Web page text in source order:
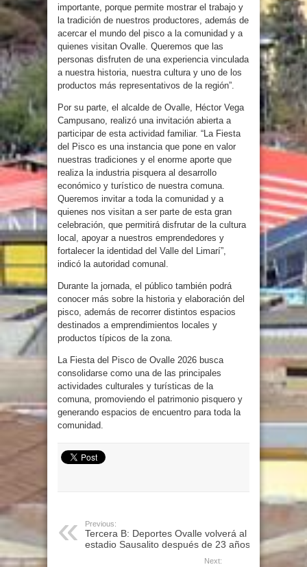
importante, porque permite mostrar el trabajo y
la tradición de nuestros productores, además de
acercar el mundo del pisco a la comunidad y a
quienes visitan Ovalle. Queremos que las
personas disfruten de una experiencia vinculada
a nuestra historia, nuestra cultura y uno de los
productos más representativos de la región”.
Por su parte, el alcalde de Ovalle, Héctor Vega
Campusano, realizó una invitación abierta a
participar de esta actividad familiar. “La Fiesta
del Pisco es una instancia que pone en valor
nuestras tradiciones y el enorme aporte que
realiza la industria pisquera al desarrollo
económico y turístico de nuestra comuna.
Queremos invitar a toda la comunidad y a
quienes nos visitan a ser parte de esta gran
celebración, que permitirá disfrutar de la cultura
local, apoyar a nuestros emprendedores y
fortalecer la identidad del Valle del Limarí”,
indicó la autoridad comunal.
Durante la jornada, el público también podrá
conocer más sobre la historia y elaboración del
pisco, además de recorrer distintos espacios
destinados a emprendimientos locales y
productos típicos de la zona.
La Fiesta del Pisco de Ovalle 2026 busca
consolidarse como una de las principales
actividades culturales y turísticas de la
comuna, promoviendo el patrimonio pisquero y
generando espacios de encuentro para toda la
comunidad.
Previous:
Tercera B: Deportes Ovalle volverá al
estadio Sausalito después de 23 años.
Next: